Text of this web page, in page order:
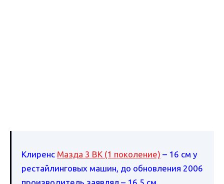
Клиренс Мазда 3 BK (1 поколение) – 16 см у
рестайлинговых машин, до обновления 2006